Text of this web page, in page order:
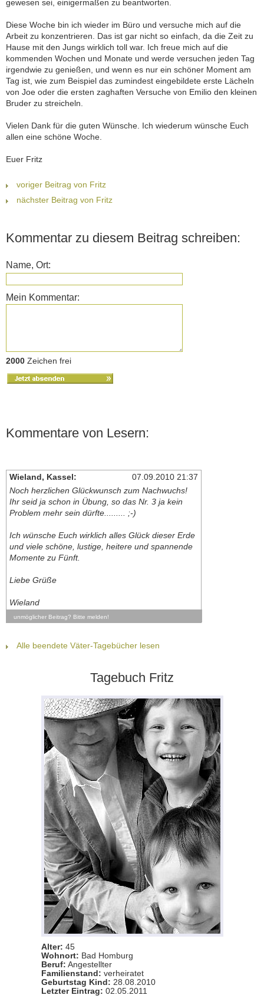
gewesen sei, einigermaßen zu beantworten.
Diese Woche bin ich wieder im Büro und versuche mich auf die
Arbeit zu konzentrieren. Das ist gar nicht so einfach, da die Zeit zu
Hause mit den Jungs wirklich toll war. Ich freue mich auf die
kommenden Wochen und Monate und werde versuchen jeden Tag
irgendwie zu genießen, und wenn es nur ein schöner Moment am
Tag ist, wie zum Beispiel das zumindest eingebildete erste Lächeln
von Joe oder die ersten zaghaften Versuche von Emilio den kleinen
Bruder zu streicheln.
Vielen Dank für die guten Wünsche. Ich wiederum wünsche Euch
allen eine schöne Woche.
Euer Fritz
voriger Beitrag von Fritz
nächster Beitrag von Fritz
Kommentar zu diesem Beitrag schreiben:
Name, Ort:
Mein Kommentar:
2000 Zeichen frei
Kommentare von Lesern:
Wieland, Kassel:
07.09.2010 21:37
Noch herzlichen Glückwunsch zum Nachwuchs!
Ihr seid ja schon in Übung, so das Nr. 3 ja kein
Problem mehr sein dürfte......... ;-)
Ich wünsche Euch wirklich alles Glück dieser Erde
und viele schöne, lustige, heitere und spannende
Momente zu Fünft.
Liebe Grüße
Wieland
unmöglicher Beitrag? Bitte melden!
Alle beendete Väter-Tagebücher lesen
Tagebuch Fritz
Alter: 45
Wohnort: Bad Homburg
Beruf: Angestellter
Familienstand: verheiratet
Geburtstag Kind: 28.08.2010
Letzter Eintrag: 02.05.2011